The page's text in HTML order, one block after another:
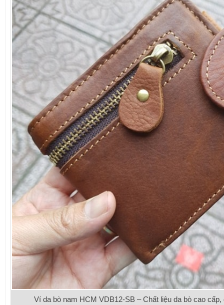
Ví da bò nam HCM VDB12-SB – Chất liệu da bò cao